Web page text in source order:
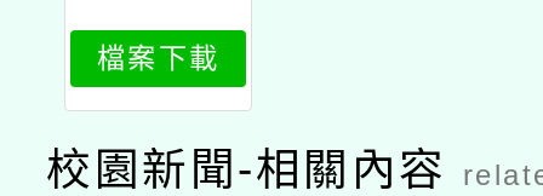
檔案下載
校園新聞-相關內容